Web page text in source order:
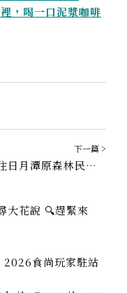
，喝一口泥漿咖啡
下一篇 >
入住日月潭原森林民宿評價，暫離都市圈｜南投魚池住宿
花說 🔍趕緊來
2026食尚玩家駐站